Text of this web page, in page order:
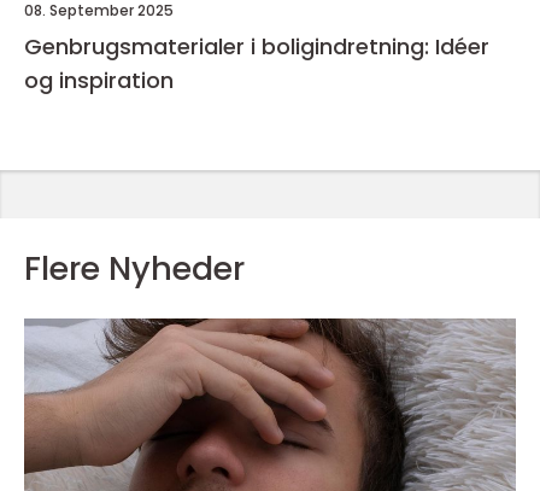
08. September 2025
Genbrugsmaterialer i boligindretning: Idéer
og inspiration
Flere Nyheder